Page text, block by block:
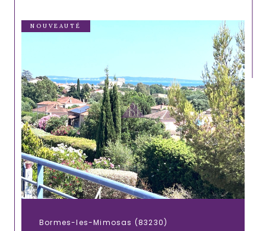
Bormes-les-Mimosas (83230)
NOUVEAUTÉ